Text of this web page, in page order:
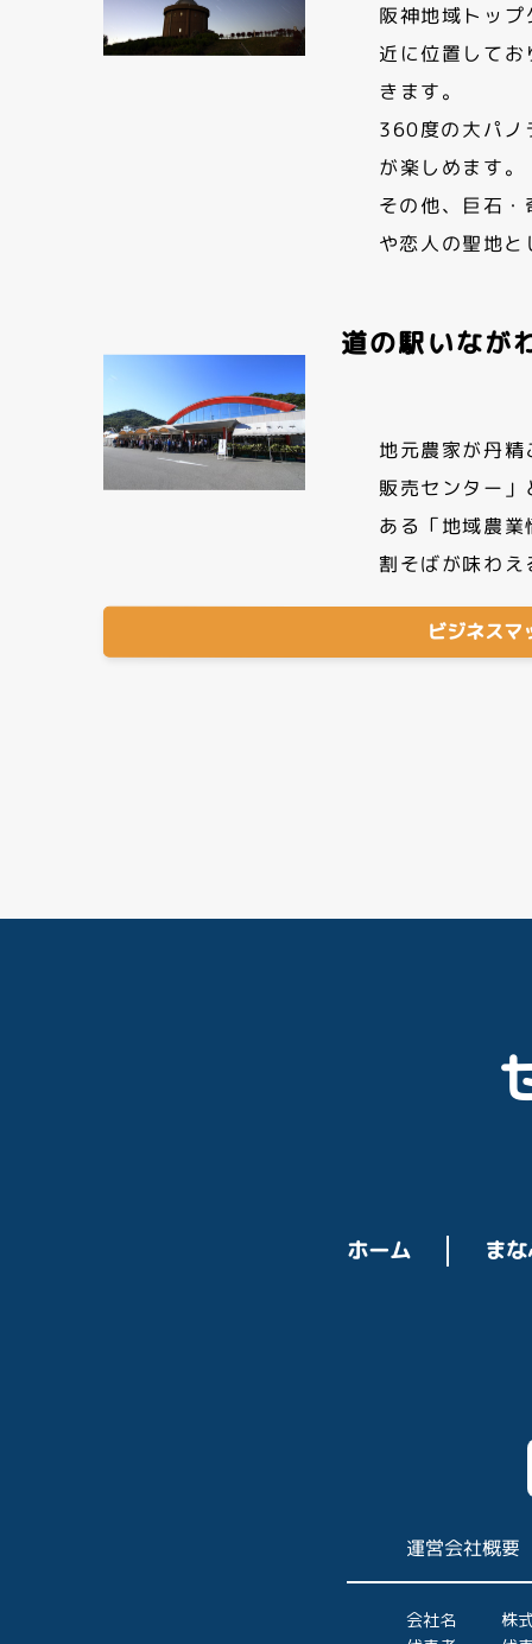
阪神地域トッ
近に位置して
きます。
360度の大パノ
が楽しめます。
その他、巨石
や恋人の聖地
道の駅いなが
地元農家が丹
販売センター
ある「地域農
割そばが味わ
ビジネスマ
ホーム ま
運営会社概要
会社名
株